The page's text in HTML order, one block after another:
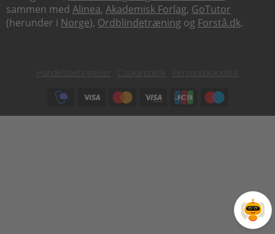
sammen med Alinea, Akademisk Forlag, GoTutor
(herunder i Norge), Ordblindetræning og Forstå.dk.
Subfooter
Handelsbetingelser Cookiepolitik
Persondatapolitik
Subfooter
payment
options